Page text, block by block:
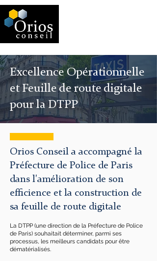
Excellence Opérationnelle
et Feuille de route digitale
pour la DTPP
Orios Conseil a accompagné la
Préfecture de Police de Paris
dans l'amélioration de son
efficience et la construction de
sa feuille de route digitale
La DTPP (une direction de la Préfecture de Police
de Paris) souhaitait déterminer, parmi ses
processus, les meilleurs candidats pour être
dématérialisés.